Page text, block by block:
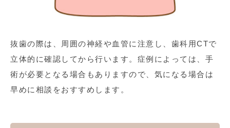
抜歯の際は、周囲の神経や血管に注意し、歯科用CTで
立体的に確認してから行います。症例によっては、手
術が必要となる場合もありますので、気になる場合は
早めに相談をおすすめします。